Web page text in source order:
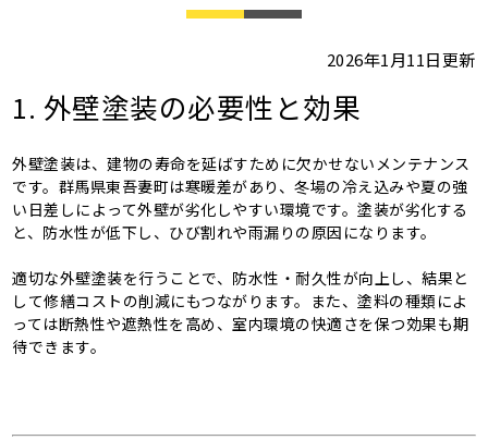
2026年1月11日更新
1. 外壁塗装の必要性と効果
外壁塗装は、建物の寿命を延ばすために欠かせないメンテナンス
です。群馬県東吾妻町は寒暖差があり、冬場の冷え込みや夏の強
い日差しによって外壁が劣化しやすい環境です。塗装が劣化する
と、防水性が低下し、ひび割れや雨漏りの原因になります。
適切な外壁塗装を行うことで、防水性・耐久性が向上し、結果と
して修繕コストの削減にもつながります。また、塗料の種類によ
っては断熱性や遮熱性を高め、室内環境の快適さを保つ効果も期
待できます。